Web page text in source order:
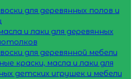
для деревянных полов и
и лаки для деревянных
для деревянной мебели
краски, масла и лаки для
детских игрушек и мебели